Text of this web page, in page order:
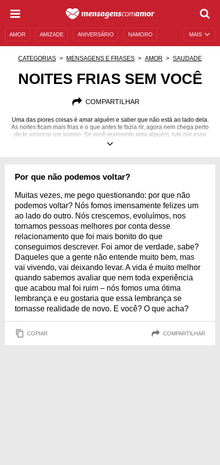
MAIS
AMOR AMIZADE ANIVERSÁRIO NAMORO
CATEGORIAS MENSAGENS E FRASES AMOR SAUDADE
NOITES FRIAS SEM VOCÊ
COMPARTILHAR
Uma das piores coisas é amar alguém e saber que não está ao lado dela.
As noites ficam mais frias e o que antes te fazia rir, agora nem chega perto
de te arrancar um sorriso. Se você realmente ama alguém, lute por essa
pessoa com todas as suas forças. Toda luta vale a pena se for por amor!
Por que não podemos voltar?
Muitas vezes, me pego questionando: por que não
podemos voltar? Nós fomos imensamente felizes um
ao lado do outro. Nós crescemos, evoluímos, nos
tornamos pessoas melhores por conta desse
relacionamento que foi mais bonito do que
conseguimos descrever. Foi amor de verdade, sabe?
Daqueles que a gente não entende muito bem, mas
vai vivendo, vai deixando levar. A vida é muito melhor
quando sabemos avaliar que nem toda experiência
que acabou mal foi ruim – nós fomos uma ótima
lembrança e eu gostaria que essa lembrança se
tornasse realidade de novo. E você? O que acha?
COPIAR COMPARTILHAR